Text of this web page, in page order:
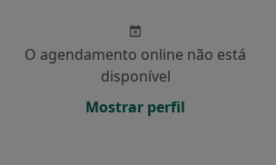
O agendamento online não está
disponível
Mostrar perfil